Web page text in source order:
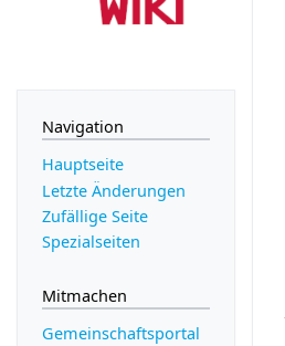
Navigation
Hauptseite
Letzte Änderungen
Zufällige Seite
Spezialseiten
Mitmachen
Gemeinschafts­portal